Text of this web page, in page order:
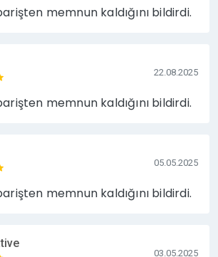
hızının artmasına yardımcı olur.
min. 250
max. 3 adet
olarak yapılmaktadır. (Talebiniz
yapabiliriz.)
memnun kaldığını bildirdi.
22.08.2025
memnun kaldığını bildirdi.
05.05.2025
memnun kaldığını bildirdi.
03.05.2025